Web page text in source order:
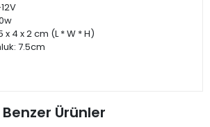
4 x 2 cm (L * W * H)
7.5cm
Benzer Ürünler